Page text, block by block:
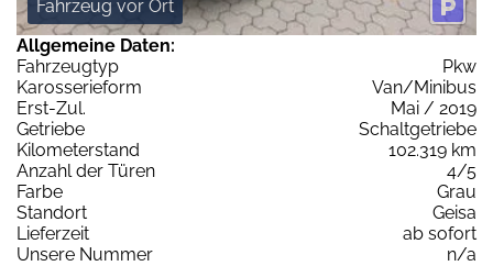
Fahrzeug vor Ort
Allgemeine Daten:
Fahrzeugtyp
Pkw
Karosserieform
Van/Minibus
Erst-Zul.
Mai / 2019
Getriebe
Schaltgetriebe
Kilometerstand
102.319 km
Anzahl der Türen
4/5
Farbe
Grau
Standort
Geisa
Lieferzeit
ab sofort
Unsere Nummer
n/a